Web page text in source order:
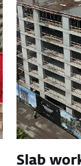
Slab